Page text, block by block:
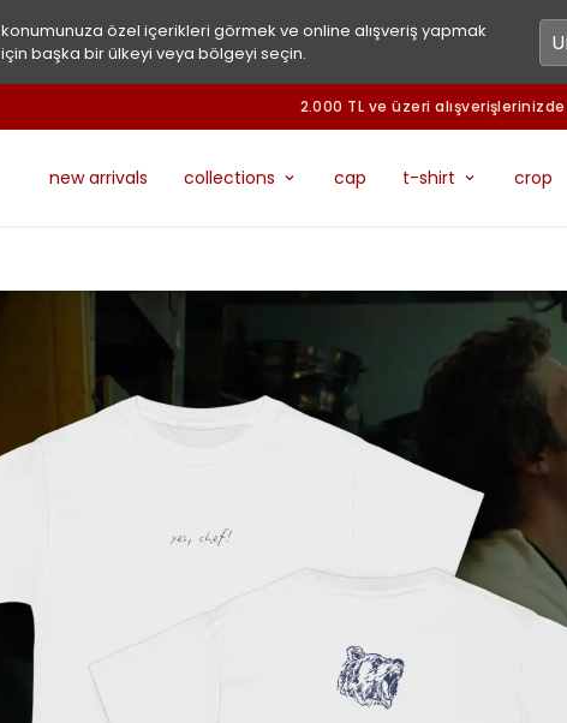
konumunuza özel içerikleri görmek ve online alışveriş yapmak
için başka bir ülkeyi veya bölgeyi seçin.
2.000 TL ve üzeri
new arrivals collections cap t-shirt crop